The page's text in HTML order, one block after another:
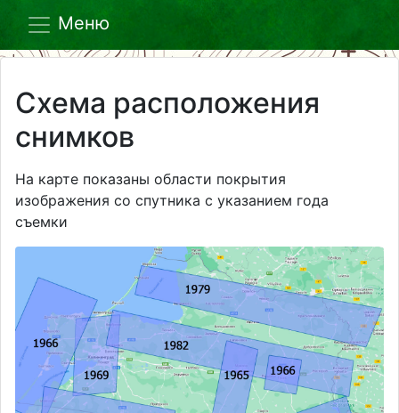
Меню
Схема расположения
снимков
На карте показаны области покрытия
изображения со спутника с указанием года
съемки